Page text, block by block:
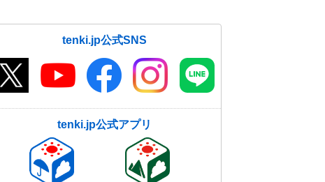
tenki.jp公式SNS
tenki.jp公式アプリ